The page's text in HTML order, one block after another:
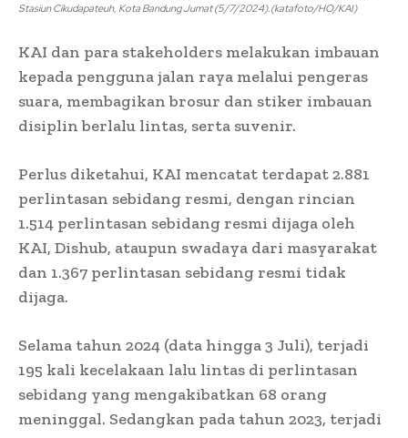
Stasiun Cikudapateuh, Kota Bandung Jumat (5/7/2024).(katafoto/HO/KAI)
KAI dan para stakeholders melakukan imbauan
kepada pengguna jalan raya melalui pengeras
suara, membagikan brosur dan stiker imbauan
disiplin berlalu lintas, serta suvenir.
Perlus diketahui, KAI mencatat terdapat 2.881
perlintasan sebidang resmi, dengan rincian
1.514 perlintasan sebidang resmi dijaga oleh
KAI, Dishub, ataupun swadaya dari masyarakat
dan 1.367 perlintasan sebidang resmi tidak
dijaga.
Selama tahun 2024 (data hingga 3 Juli), terjadi
195 kali kecelakaan lalu lintas di perlintasan
sebidang yang mengakibatkan 68 orang
meninggal. Sedangkan pada tahun 2023, terjadi